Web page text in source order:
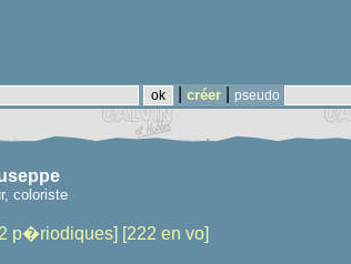
créer pseudo
coloriste
p�riodiques] [222 en vo]